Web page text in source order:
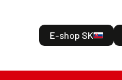
E-shop SK